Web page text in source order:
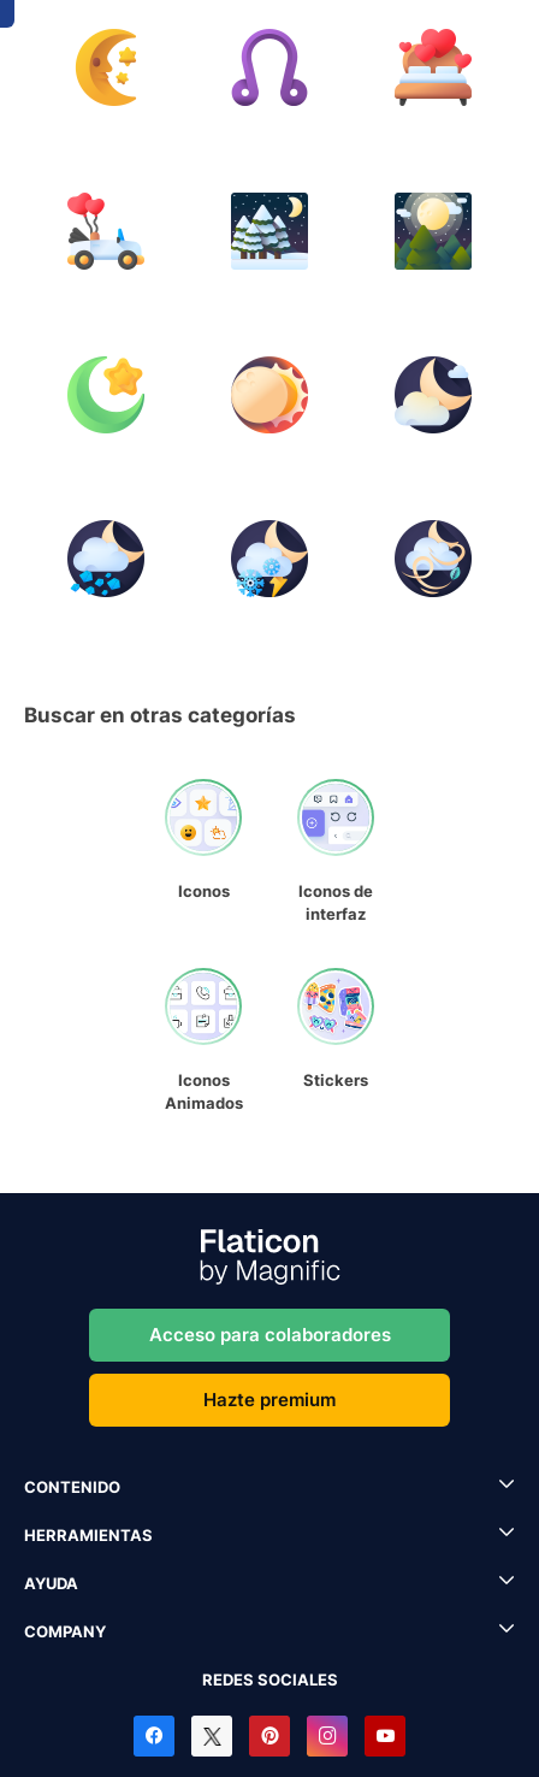
Buscar en otras categorías
Iconos
Iconos de
interfaz
Iconos
Animados
Stickers
Acceso para colaboradores
Hazte premium
CONTENIDO
HERRAMIENTAS
AYUDA
COMPANY
REDES SOCIALES